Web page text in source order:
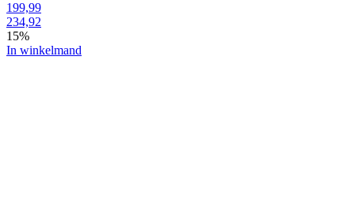
199,99
234,92
15%
In winkelmand